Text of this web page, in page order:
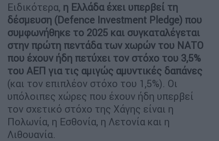
Ειδικότερα, η Ελλάδα έχει υπερβεί τη
δέσμευση (Defence Investment Pledge) που
συμφωνήθηκε το 2025 και συγκαταλέγεται
στην πρώτη πεντάδα των χωρών του ΝΑΤΟ
που έχουν ήδη πετύχει τον στόχο του 3,5%
του ΑΕΠ για τις αμιγώς αμυντικές δαπάνες
(και τον επιπλέον στόχο του 1,5%). Οι
υπόλοιπες χώρες που έχουν ήδη υπερβεί
τον σχετικό στόχο της Χάγης είναι η
Πολωνία, η Εσθονία, η Λετονία και η
Λιθουανία.